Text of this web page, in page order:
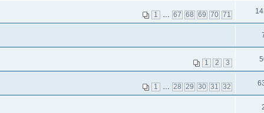
1 67 68 69 70 71
1 2 3
1 28 29 30 31 32